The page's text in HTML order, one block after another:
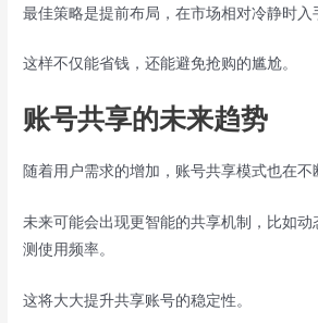
最佳策略是提前布局，在市场相对冷静时入
这样不仅能省钱，还能避免抢购的尴尬。
账号共享的未来趋势
随着用户需求的增加，账号共享模式也在不
未来可能会出现更智能的共享机制，比如动
测使用频率。
这将大大提升共享账号的稳定性。